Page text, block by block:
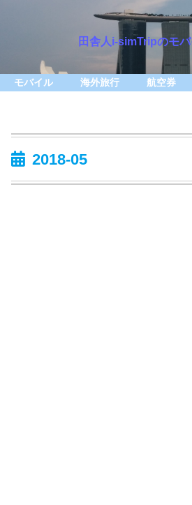
田舎人i-simTripのモ
モバイル 海外旅行 航空券
2018-05